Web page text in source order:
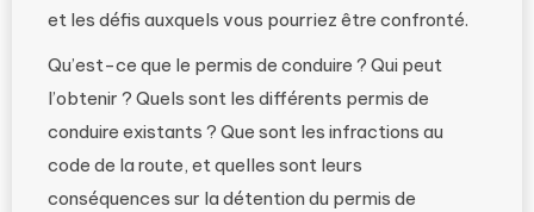
et les défis auxquels vous pourriez être confronté.
Qu’est-ce que le permis de conduire ? Qui peut
l’obtenir ? Quels sont les différents permis de
conduire existants ? Que sont les infractions au
code de la route, et quelles sont leurs
conséquences sur la détention du permis de